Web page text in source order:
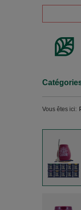
Vous êtes ici: